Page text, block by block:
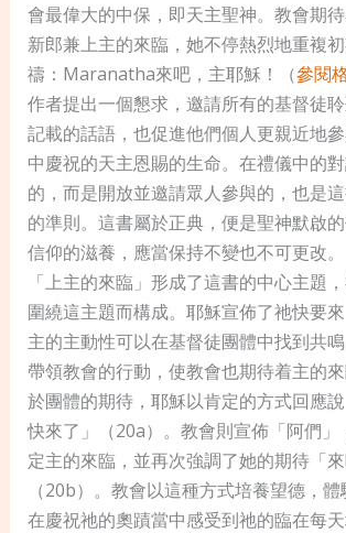
會最偉大的中保，即天主聖神。教會期
新郎兼上主的來臨，她不停熱烈地重複
禱：Maranatha來吧，主耶穌！（參閱
作者提出一個懇求，邀請所有的基督徒聆
記載的話語，也促進他們個人更親近地
中慶祝的天主恩賜的生命。在禮儀中的
的，而是開放並邀請眾人參與的，也是
的準則。這書屬於正典，便是聖神默啟
信仰的滋養，應當保持不變也不可更改。
「上主的來臨」形成了這書的中心主題
圍繞這主題而構成。耶穌宣佈了祂快要
主的主動性可以在基督徒團體中找到共
帶領教會的行動，使教會也期待着主的
於團體的期待，耶穌以肯定的方式回應
快來了」（20a）。教會則宣佈「阿們」
定主的來臨，並再次強調了她的期待「來
（20b）。教會以這種方式培養望德，體
在慶祝祂的奧蹟當中感受到祂的臨在每